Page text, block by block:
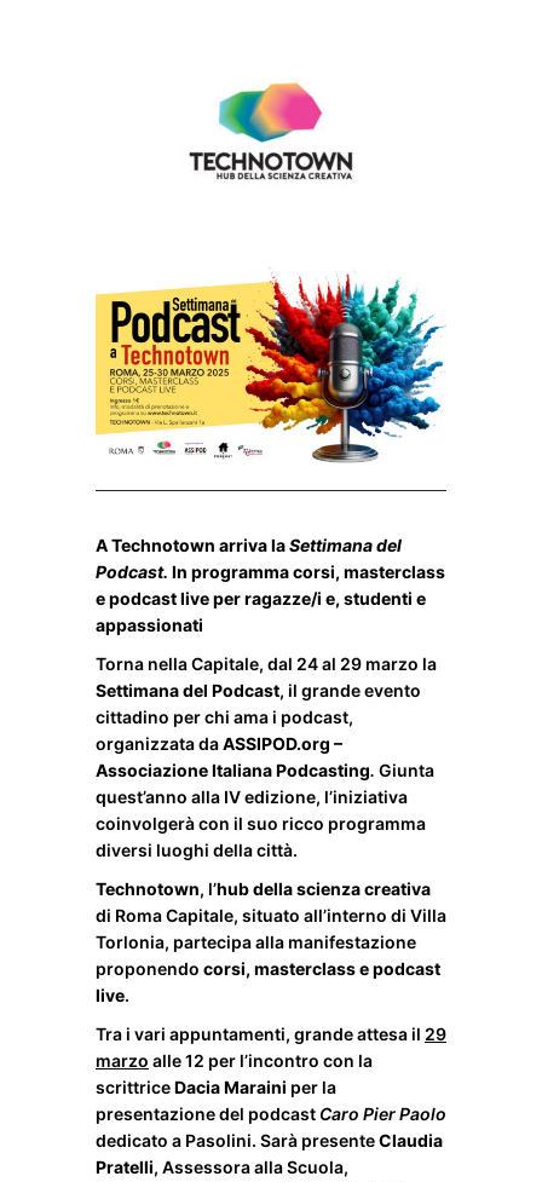
A Technotown arriva laSettimana del
Podcast. In programma corsi, masterclass
e podcast liveper ragazze/i e, studenti e
appassionati
Torna nella Capitale, dal 24 al 29 marzo la
Settimana del Podcast, il grande evento
cittadino per chi ama i podcast,
organizzata daASSIPOD.org –
Associazione Italiana Podcasting. Giunta
quest’anno alla IV edizione, l’iniziativa
coinvolgerà con il suo ricco programma
diversi luoghi della città.
Technotown, l’hub della scienza creativa
di Roma Capitale, situato all’interno di Villa
Torlonia, partecipa alla manifestazione
proponendo corsi, masterclass e podcast
live.
Tra i vari appuntamenti, grande attesa il 29
marzo alle 12 per l’incontro con la
scrittriceDacia Maraini per la
presentazione del podcast Caro Pier Paolo
dedicato a Pasolini. Sarà presenteClaudia
Pratelli, Assessora alla Scuola,